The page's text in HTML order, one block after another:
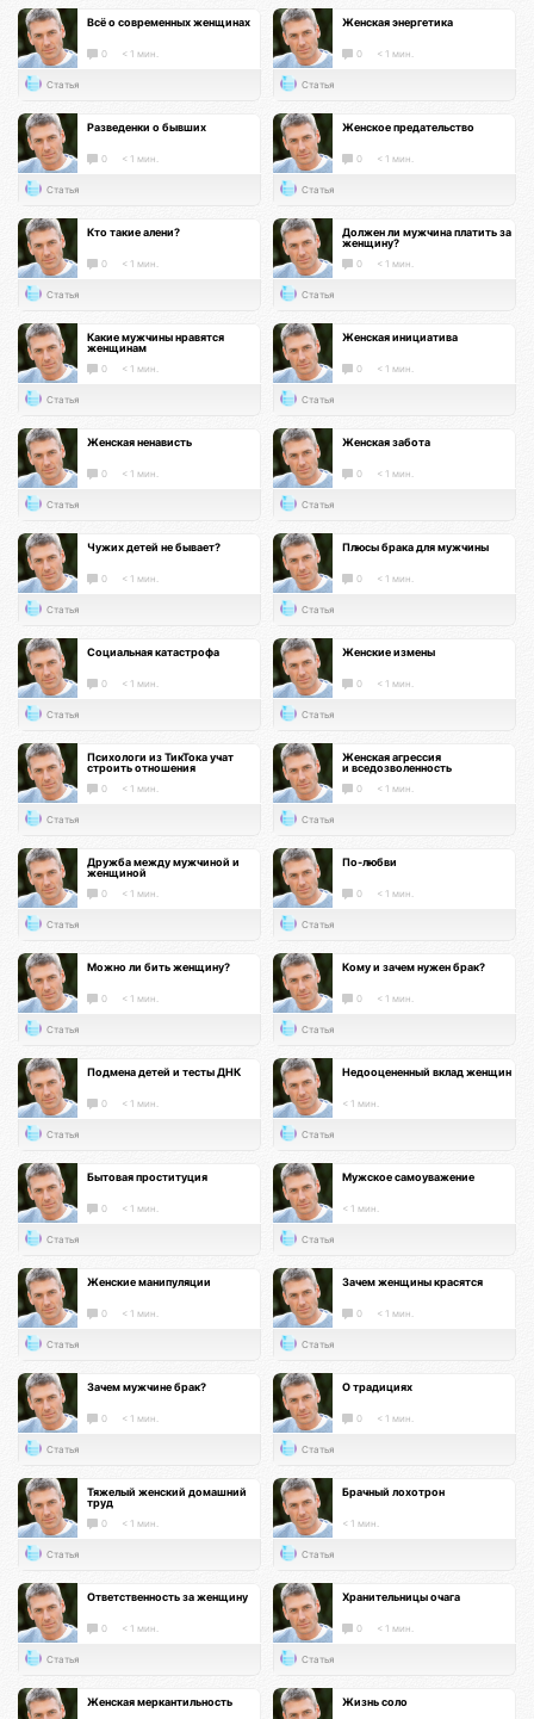
Всё о современных женщинах
0 < 1 мин.
Статья
Женская энергетика
0 < 1 мин.
Статья
Разведенки о бывших
0 < 1 мин.
Статья
Женское предательство
0 < 1 мин.
Статья
Кто такие алени?
0 < 1 мин.
Статья
Должен ли мужчина платить за
женщину?
0 < 1 мин.
Статья
Какие мужчины нравятся
женщинам
0 < 1 мин.
Статья
Женская инициатива
0 < 1 мин.
Статья
Женская ненависть
0 < 1 мин.
Статья
Женская забота
0 < 1 мин.
Статья
Чужих детей не бывает?
0 < 1 мин.
Статья
Плюсы брака для мужчины
0 < 1 мин.
Статья
Социальная катастрофа
0 < 1 мин.
Статья
Женские измены
0 < 1 мин.
Статья
Психологи из ТикТока учат
строить отношения
0 < 1 мин.
Статья
Женская агрессия
и вседозволенность
0 < 1 мин.
Статья
Дружба между мужчиной и
женщиной
0 < 1 мин.
Статья
По-любви
0 < 1 мин.
Статья
Можно ли бить женщину?
0 < 1 мин.
Статья
Кому и зачем нужен брак?
0 < 1 мин.
Статья
Подмена детей и тесты ДНК
0 < 1 мин.
Статья
Недооцененный вклад женщин
< 1 мин.
Статья
Бытовая проституция
0 < 1 мин.
Статья
Мужское самоуважение
< 1 мин.
Статья
Женские манипуляции
0 < 1 мин.
Статья
Зачем женщины красятся
0 < 1 мин.
Статья
Зачем мужчине брак?
0 < 1 мин.
Статья
О традициях
0 < 1 мин.
Статья
Тяжелый женский домашний
труд
0 < 1 мин.
Статья
Брачный лохотрон
< 1 мин.
Статья
Ответственность за женщину
0 < 1 мин.
Статья
Хранительницы очага
0 < 1 мин.
Статья
Женская меркантильность Жизнь соло